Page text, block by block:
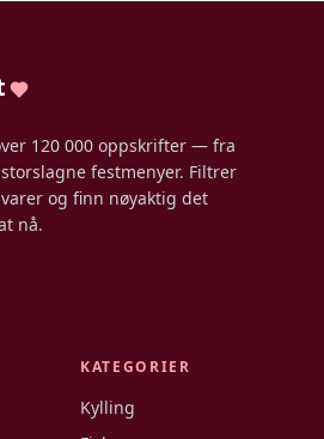
120 000 oppskrifter — fra
festmenyer. Filtrer
og finn nøyaktig det
nå.
KATEGORIER
Kylling